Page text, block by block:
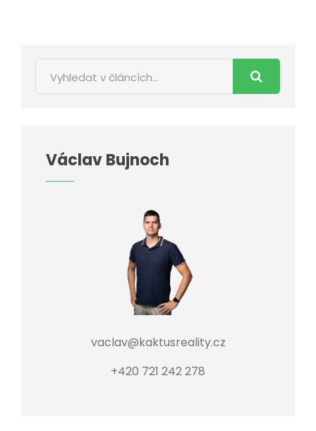
Václav Bujnoch
vaclav@kaktusreality.cz
+420 721 242 278